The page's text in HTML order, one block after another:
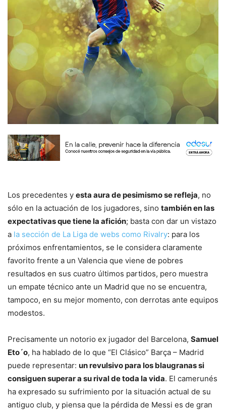
Los precedentes y esta aura de pesimismo se refleja, no
sólo en la actuación de los jugadores, sino también en las
expectativas que tiene la afición; basta con dar un vistazo
a la sección de La Liga de webs como Rivalry: para los
próximos enfrentamientos, se le considera claramente
favorito frente a un Valencia que viene de pobres
resultados en sus cuatro últimos partidos, pero muestra
un empate técnico ante un Madrid que no se encuentra,
tampoco, en su mejor momento, con derrotas ante equipos
modestos.
Precisamente un notorio ex jugador del Barcelona, Samuel
Eto´o, ha hablado de lo que “El Clásico” Barça – Madrid
puede representar: un revulsivo para los blaugranas si
consiguen superar a su rival de toda la vida. El camerunés
ha expresado su sufrimiento por la situación actual de su
antiguo club, y piensa que la pérdida de Messi es de gran